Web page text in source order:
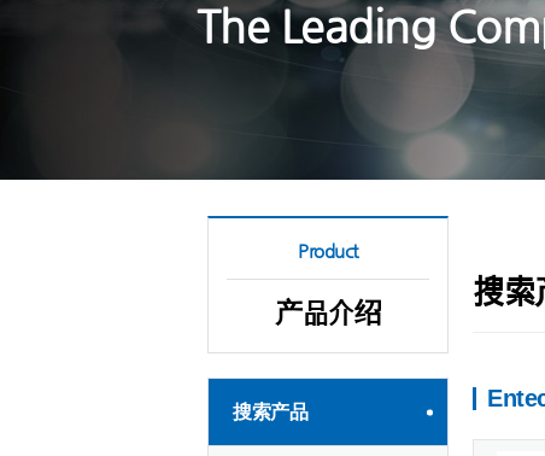
The Leading
Product
产品介绍
搜索产品
搜索